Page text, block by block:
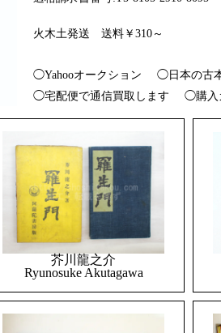
火木土発送 送料￥310～
◯Yahooオークション
◯日本の古
◯宅配便で通信買取します
◯購入
芥川龍之介
Ryunosuke Akutagawa